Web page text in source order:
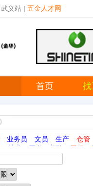
武义站 | 五金人才网
首页
业务员 文员 生产 仓管
技术 开发 检验 司机